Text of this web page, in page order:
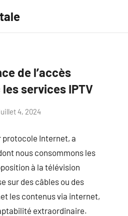
de l’accès
services IPTV
4, 2024
protocole Internet, a
nous consommons les
à la télévision
sur des câbles ou des
les contenus via internet,
extraordinaire.